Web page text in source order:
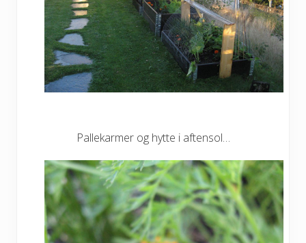
Pallekarmer og hytte i aftensol…